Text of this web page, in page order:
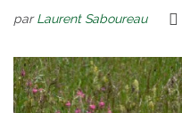
parLaurent Saboureau